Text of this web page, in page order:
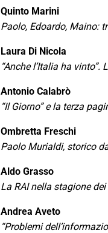
Quinto Marini
Paolo, Edoardo, Maino:
Laura Di Nicola
“Anche l’Italia ha vinto”.
Antonio Calabrò
“Il Giorno” e la terza
Ombretta Freschi
Paolo Murialdi, storico
Aldo Grasso
La RAInella stagione dei
Andrea Aveto
“Problemi